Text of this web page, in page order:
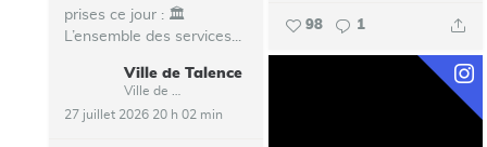
98 1
prises ce jour : 🏛️
L’ensemble des services...
Ville de Talence
27 juillet 2026 20 h 02 min